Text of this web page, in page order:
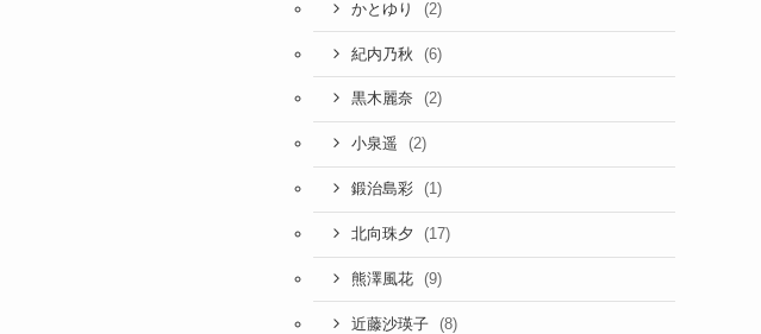
かとゆり (2)
紀内乃秋 (6)
黒木麗奈 (2)
小泉遥 (2)
鍛治島彩 (1)
北向珠夕 (17)
熊澤風花 (9)
近藤沙瑛子 (8)